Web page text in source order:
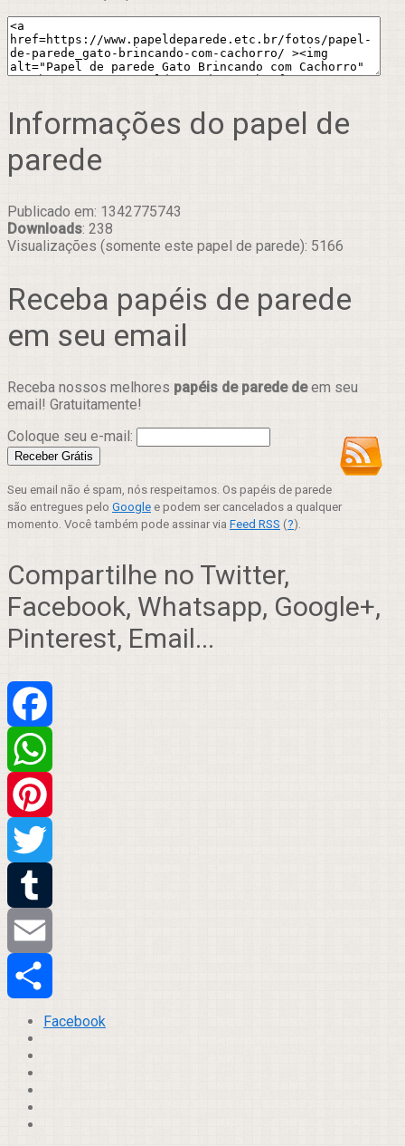
Informações do papel de
parede
Publicado em: 1342775743
Downloads: 238
Visualizações (somente este papel de parede): 5166
Receba papéis de parede
em seu email
Receba nossos melhores papéis de parede deem seu
email! Gratuitamente!
Coloque seu e-mail:
Seu email não é spam, nós respeitamos. Os papéis de parede
são entregues pelo Google e podem ser cancelados a qualquer
momento. Você também pode assinar via Feed RSS (?).
Compartilhe no Twitter,
Facebook, Whatsapp, Google+,
Pinterest, Email...
Facebook
WhatsApp
Pinterest
Twitter
Tumblr
Email
Compartilhar
Facebook